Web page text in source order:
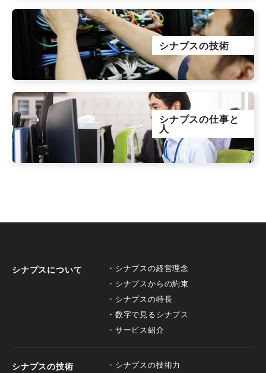
シナプスの技術
シナプスの仕事と
人
シナプスについて
シナプスの経営理念
シナプスからの約束
シナプスの特長
数字で見るシナプス
サービス紹介
シナプスの技術
シナプスの技術力